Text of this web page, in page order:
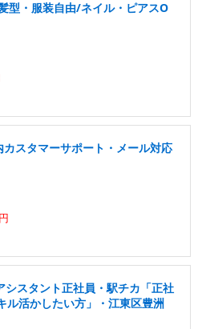
型・服装自由/ネイル・ピアスO
スタマーサポート・メール対応
スタント正社員・駅チカ「正社
ル活かしたい方」・江東区豊洲